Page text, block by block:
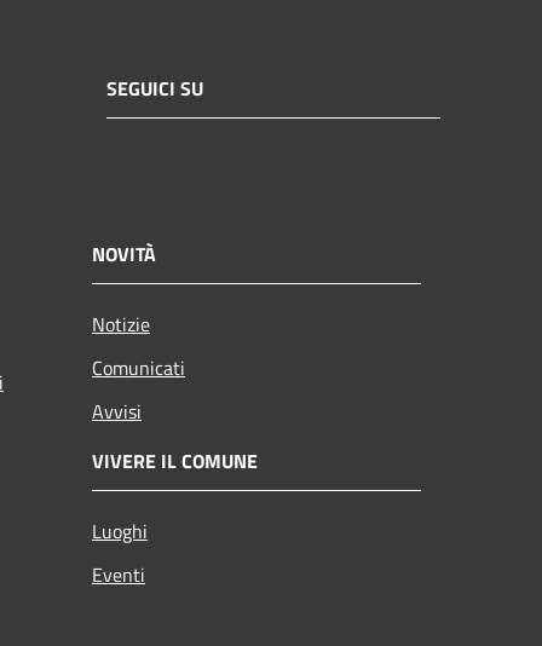
SEGUICI SU
NOVITÀ
Notizie
Comunicati
Avvisi
VIVERE IL COMUNE
Luoghi
Eventi